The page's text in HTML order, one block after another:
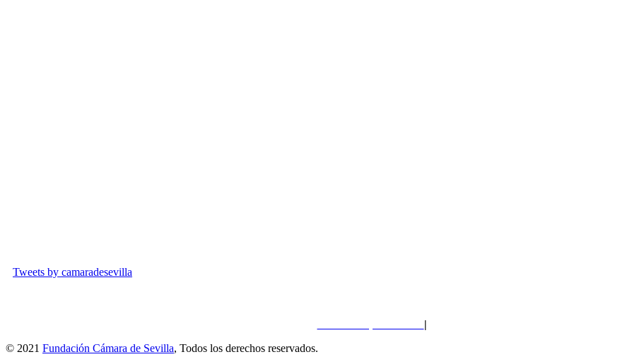
Tweets by camaradesevilla
|
© 2021 Fundación Cámara de Sevilla, Todos los derechos reservados.